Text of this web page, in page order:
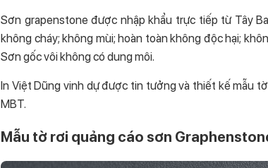
Sơn grapenstone được nhập khẩu trực tiếp từ Tây
không cháy; không mùi; hoàn toàn không độc hại;
Sơn gốc vôi không có dung môi.
In Việt Dũng vinh dự được tin tưởng và thiết kế mẫu
MBT.
Mẫu tờ rơi quảng cáo sơn